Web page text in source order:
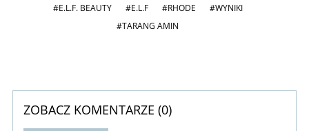
#E.L.F. BEAUTY #E.L.F #RHODE
#WYNIKI
#TARANG AMIN
ZOBACZ KOMENTARZE (0)